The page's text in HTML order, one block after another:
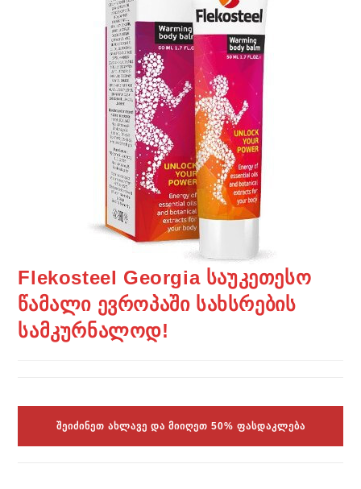
Flekosteel Georgia საუკეთესო
წამალი ევროპაში სახსრების
სამკურნალოდ!
ᲨᲔᲘᲫᲘᲜᲔᲗ ᲐᲮᲚᲐᲕᲔ ᲓᲐ ᲛᲘᲘᲦᲔᲗ 50% ᲤᲐᲡᲓᲐᲙᲚᲔᲑᲐ